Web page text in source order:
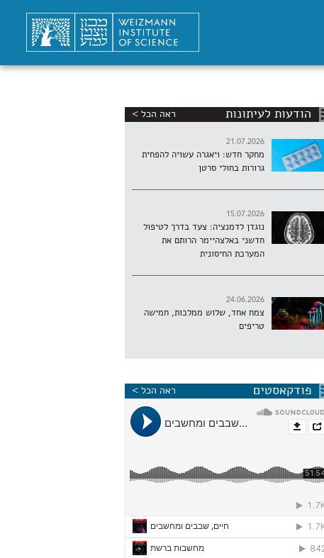
הודעות לעיתונות ראה הכל >
21.07.2026
מחקר חדש: ויאגרה עשויה להפחית
גרורות בחולי סרטן
15.07.2026
נוגדן לדמנציה: צעד בדרך לטיפול
חדשני באלצהיימר הרותם את
המערכת החיסונית
24.06.2026
צמח אחד, שלוש ממלכות, חמישה
טריפים
פודקאסטים ראה הכל >